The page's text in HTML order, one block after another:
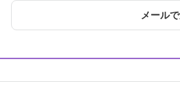
メール